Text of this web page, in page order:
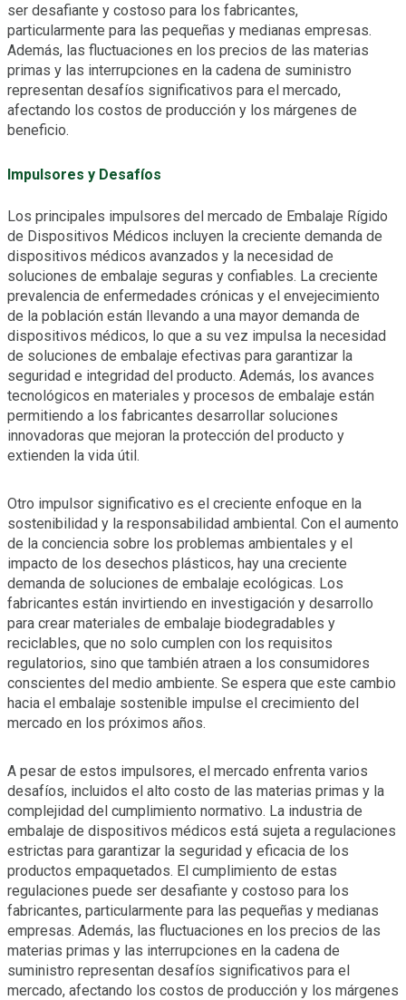
ser desafiante y costoso para los fabricantes,
particularmente para las pequeñas y medianas empresas.
Además, las fluctuaciones en los precios de las materias
primas y las interrupciones en la cadena de suministro
representan desafíos significativos para el mercado,
afectando los costos de producción y los márgenes de
beneficio.
Impulsores y Desafíos
Los principales impulsores del mercado de Embalaje Rígido
de Dispositivos Médicos incluyen la creciente demanda de
dispositivos médicos avanzados y la necesidad de
soluciones de embalaje seguras y confiables. La creciente
prevalencia de enfermedades crónicas y el envejecimiento
de la población están llevando a una mayor demanda de
dispositivos médicos, lo que a su vez impulsa la necesidad
de soluciones de embalaje efectivas para garantizar la
seguridad e integridad del producto. Además, los avances
tecnológicos en materiales y procesos de embalaje están
permitiendo a los fabricantes desarrollar soluciones
innovadoras que mejoran la protección del producto y
extienden la vida útil.
Otro impulsor significativo es el creciente enfoque en la
sostenibilidad y la responsabilidad ambiental. Con el aumento
de la conciencia sobre los problemas ambientales y el
impacto de los desechos plásticos, hay una creciente
demanda de soluciones de embalaje ecológicas. Los
fabricantes están invirtiendo en investigación y desarrollo
para crear materiales de embalaje biodegradables y
reciclables, que no solo cumplen con los requisitos
regulatorios, sino que también atraen a los consumidores
conscientes del medio ambiente. Se espera que este cambio
hacia el embalaje sostenible impulse el crecimiento del
mercado en los próximos años.
A pesar de estos impulsores, el mercado enfrenta varios
desafíos, incluidos el alto costo de las materias primas y la
complejidad del cumplimiento normativo. La industria de
embalaje de dispositivos médicos está sujeta a regulaciones
estrictas para garantizar la seguridad y eficacia de los
productos empaquetados. El cumplimiento de estas
regulaciones puede ser desafiante y costoso para los
fabricantes, particularmente para las pequeñas y medianas
empresas. Además, las fluctuaciones en los precios de las
materias primas y las interrupciones en la cadena de
suministro representan desafíos significativos para el
mercado, afectando los costos de producción y los márgenes